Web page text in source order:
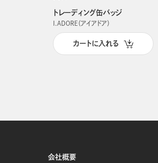
トレーディング缶バッジ
I.ADORE（アイアドア）
カートに入れる
会社概要